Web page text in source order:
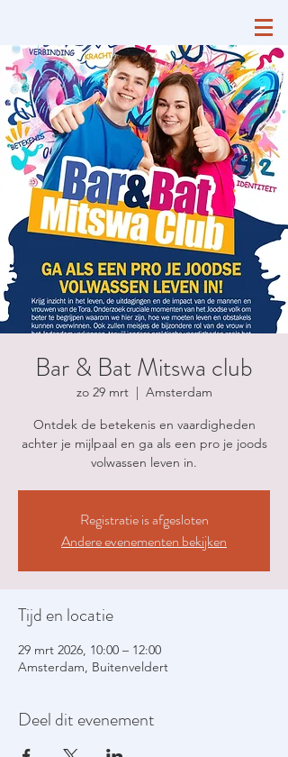
Bar & Bat Mitswa club
zo 29 mrt
  |
Amsterdam
Ontdek de betekenis en vaardigheden
achter je mijlpaal en ga als een pro je joods
volwassen leven in.
Registratie is afgesloten
Andere evenementen bekijken
Tijd en locatie
29 mrt 2026, 10:00 – 12:00
Amsterdam, Buitenveldert
Deel dit evenement